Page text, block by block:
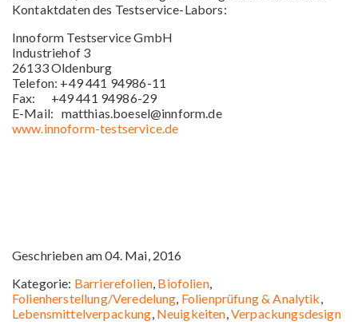
Kontaktdaten des Testservice-Labors:
Innoform Testservice GmbH
Industriehof 3
26133 Oldenburg
Telefon: +49 441 94986-11
Fax: +49 441 94986-29
E-Mail: matthias.boesel@innform.de
www.innoform-testservice.de
Geschrieben am 04. Mai, 2016
Kategorie: Barrierefolien, Biofolien,
Folienherstellung/Veredelung, Folienprüfung & Analytik,
Lebensmittelverpackung, Neuigkeiten,Verpackungsdesign